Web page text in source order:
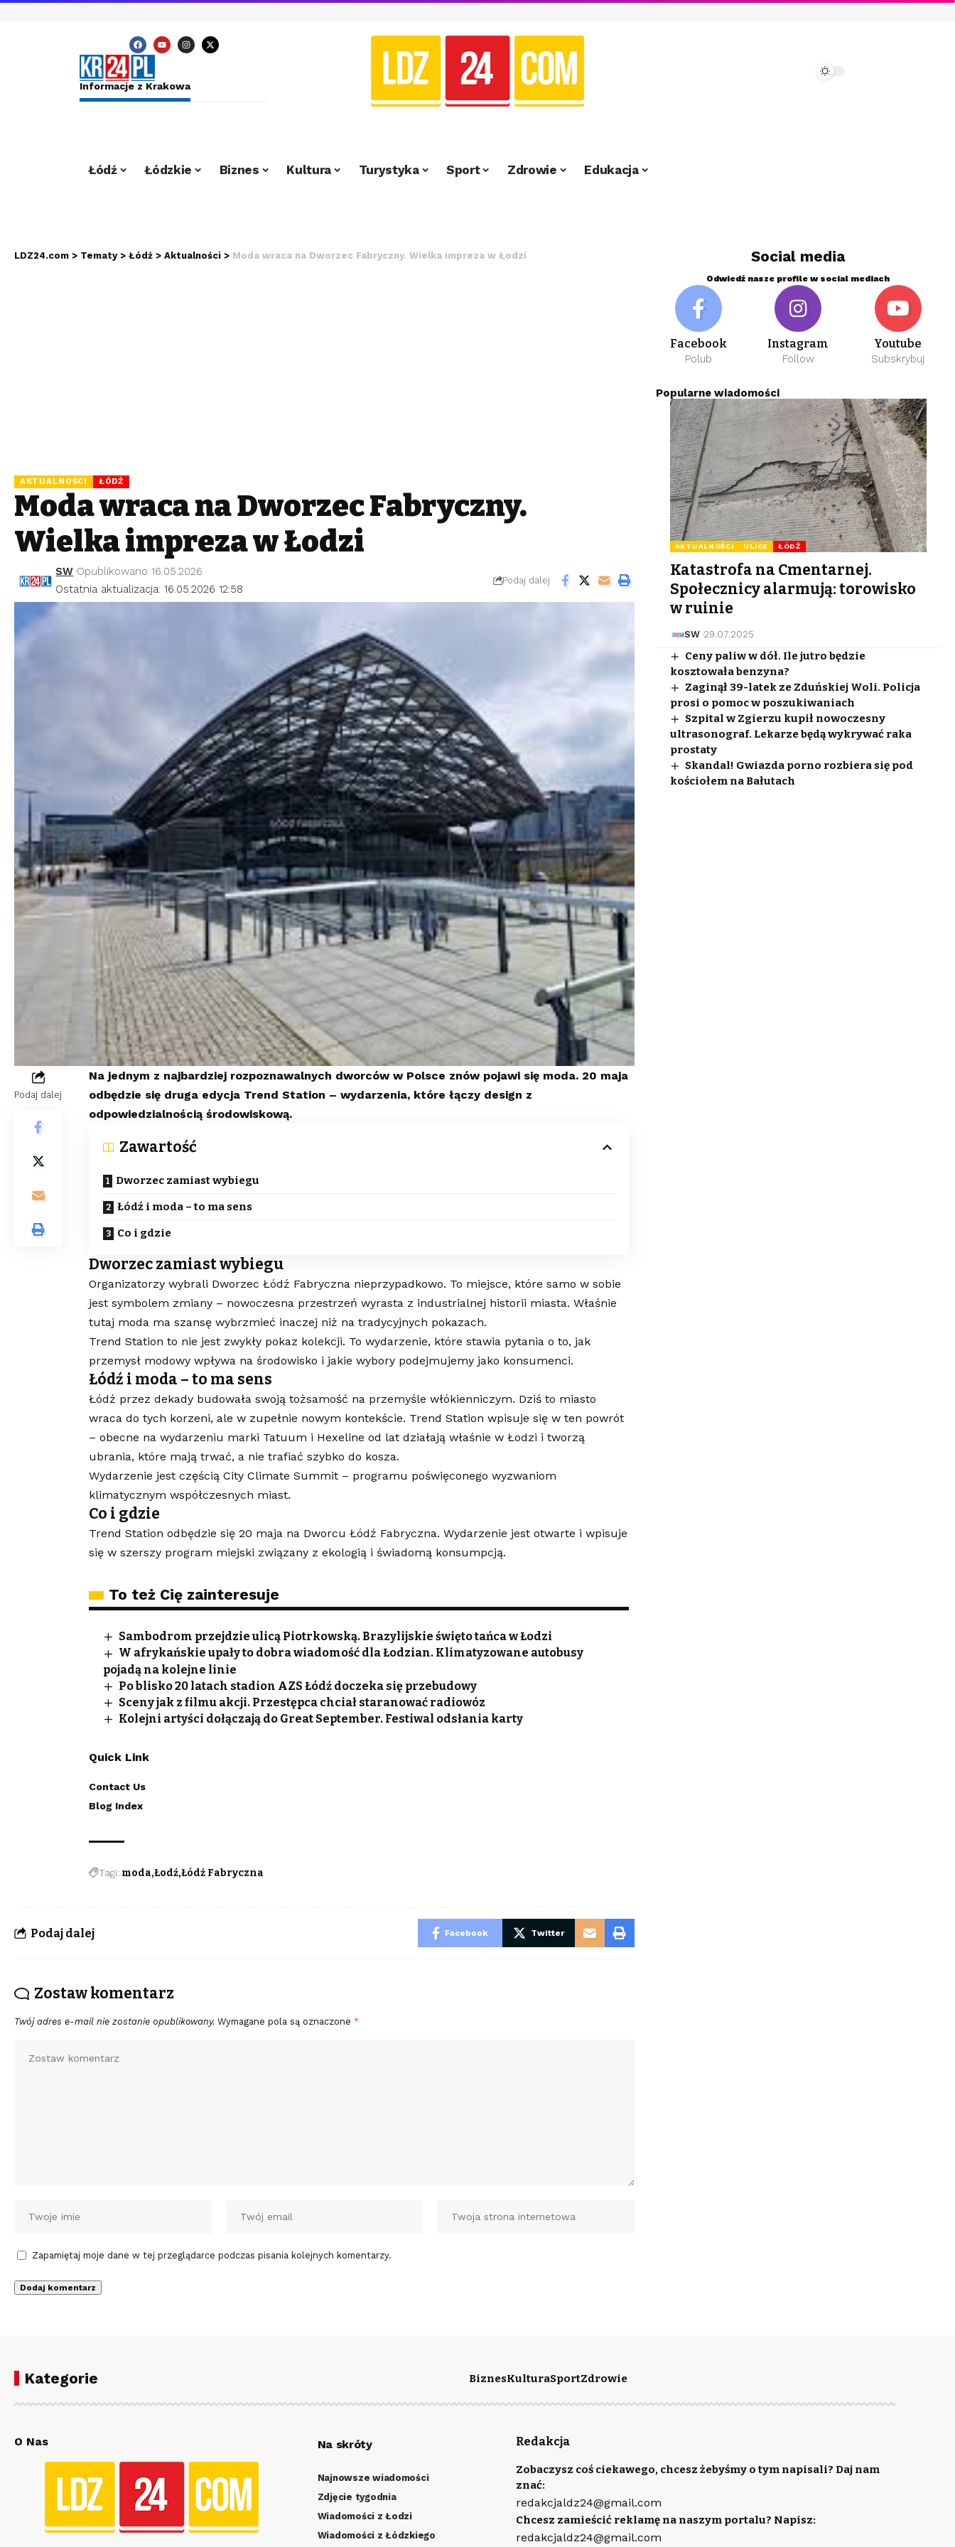
Informacje z Krakowa
Łódź Łódzkie Biznes Kultura Turystyka Sport Zdrowie Edukacja
LDZ24.com > Tematy> Łódź > Aktualności > Moda wraca na Dworzec Fabryczny. Wielka impreza w Łodzi
AKTUALNOŚCI ŁÓDŹ
Moda wraca na Dworzec Fabryczny.
Wielka impreza w Łodzi
Ostatnia aktualizacja: 16.05.2026 12:58
SW Opublikowano 16.05.2026
Podaj dalej
Podaj dalej
Na jednym z najbardziej rozpoznawalnych dworców w Polsce znów pojawi się moda. 20 maja
odbędzie się druga edycja Trend Station – wydarzenia, które łączy design z
odpowiedzialnością środowiskową.
Zawartość
Dworzec zamiast wybiegu
Łódź i moda – to ma sens
Co i gdzie
Dworzec zamiast wybiegu
Organizatorzy wybrali Dworzec Łódź Fabryczna nieprzypadkowo. To miejsce, które samo w sobie
jest symbolem zmiany – nowoczesna przestrzeń wyrasta z industrialnej historii miasta. Właśnie
tutaj moda ma szansę wybrzmieć inaczej niż na tradycyjnych pokazach.
Trend Station to nie jest zwykły pokaz kolekcji. To wydarzenie, które stawia pytania o to, jak
przemysł modowy wpływa na środowisko i jakie wybory podejmujemy jako konsumenci.
Łódź i moda – to ma sens
Łódź przez dekady budowała swoją tożsamość na przemyśle włókienniczym. Dziś to miasto
wraca do tych korzeni, ale w zupełnie nowym kontekście. Trend Station wpisuje się w ten powrót
– obecne na wydarzeniu marki Tatuum i Hexeline od lat działają właśnie w Łodzi i tworzą
ubrania, które mają trwać, a nie trafiać szybko do kosza.
Wydarzenie jest częścią City Climate Summit – programu poświęconego wyzwaniom
klimatycznym współczesnych miast.
Co i gdzie
Trend Station odbędzie się 20 maja na Dworcu Łódź Fabryczna. Wydarzenie jest otwarte i wpisuje
się w szerszy program miejski związany z ekologią i świadomą konsumpcją.
To też Cię zainteresuje
Sambodrom przejdzie ulicą Piotrkowską. Brazylijskie święto tańca w Łodzi
W afrykańskie upały to dobra wiadomość dla Łodzian. Klimatyzowane autobusy
pojadą na kolejne linie
Po blisko 20 latach stadion AZS Łódź doczeka się przebudowy
Sceny jak z filmu akcji. Przestępca chciał staranować radiowóz
Kolejni artyści dołączają do Great September. Festiwal odsłania karty
Quick Link
Contact Us
Blog Index
Tagi: moda Łodź Łódź Fabryczna
Podaj dalej Facebook Twitter
Zostaw komentarz
Twój adres e-mail nie zostanie opublikowany. Wymagane pola są oznaczone *
Zapamiętaj moje dane w tej przeglądarce podczas pisania kolejnych komentarzy.
Social media
Odwiedź nasze profile w social mediach
Facebook
Polub
Instagram
Follow
Youtube
Subskrybuj
Popularne wiadomości
AKTUALNOŚCI ULICE ŁÓDŹ
Katastrofa na Cmentarnej.
Społecznicy alarmują: torowisko
w ruinie
SW 29.07.2025
Ceny paliw w dół. Ile jutro będzie
kosztowała benzyna?
Zaginął 39-latek ze Zduńskiej Woli. Policja
prosi o pomoc w poszukiwaniach
Szpital w Zgierzu kupił nowoczesny
ultrasonograf. Lekarze będą wykrywać raka
prostaty
Skandal! Gwiazda porno rozbiera się pod
kościołem na Bałutach
Kategorie BiznesKulturaSportZdrowie
O Nas Na skróty
Najnowsze wiadomości
Zdjęcie tygodnia
Wiadomości z Łodzi
Wiadomości z Łódzkiego
Redakcja
Zobaczysz coś ciekawego, chcesz żebyśmy o tym napisali? Daj nam
znać:
redakcjaldz24@gmail.com
Chcesz zamieścić reklamę na naszym portalu? Napisz:
redakcjaldz24@gmail.com